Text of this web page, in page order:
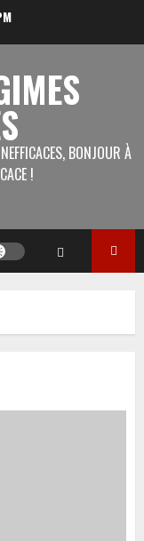
BONJOUR À
!